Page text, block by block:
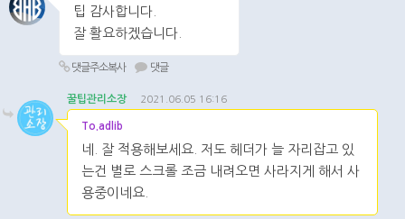
팁 감사합니다.
잘 활요하겠습니다.
댓글주소복사 댓글
꿀팁관리소장 2021.06.05 16:16
To.adlib
네. 잘 적용해보세요. 저도 헤더가 늘 자리잡고 있
는건 별로 스크롤 조금 내려오면 사라지게 해서 사
용중이네요.